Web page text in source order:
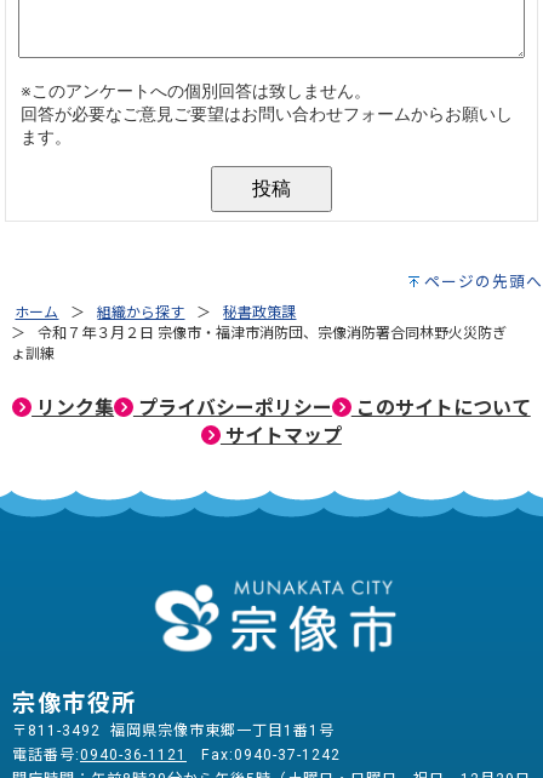
ページの先頭へ
ホーム 組織から探す
秘書政策課
令和７年３月２日 宗像市・福津市消防団、宗像消防署合同林野火災防ぎ
ょ訓練
リンク集 プライバシーポリシー
このサイトについて
サイトマップ
宗像市役所
〒811-3492 福岡県宗像市東郷一丁目1番1号
電話番号:0940-36-1121
Fax:0940-37-1242